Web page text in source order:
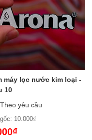
máy lọc nước kim loại -
10
yêu cầu
10.000₫